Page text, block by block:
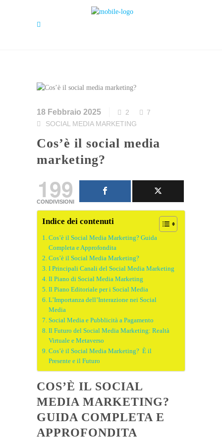
18 Febbraio 2025 2
7
SOCIAL MEDIA MARKETING
Cos’è il social media
marketing?
199
CONDIVISIONI
Indice dei contenuti
Cos’è il Social Media Marketing? Guida
Completa e Approfondita
Cos’è il Social Media Marketing?
I Principali Canali del Social Media Marketing
Il Piano di Social Media Marketing
Il Piano Editoriale per i Social Media
L’Importanza dell’Interazione nei Social
Media
Social Media e Pubblicità a Pagamento
Il Futuro del Social Media Marketing: Realtà
Virtuale e Metaverso
Cos’è il Social Media Marketing? È il
Presente e il Futuro
COS’È IL SOCIAL
MEDIA MARKETING?
GUIDA COMPLETA E
APPROFONDITA